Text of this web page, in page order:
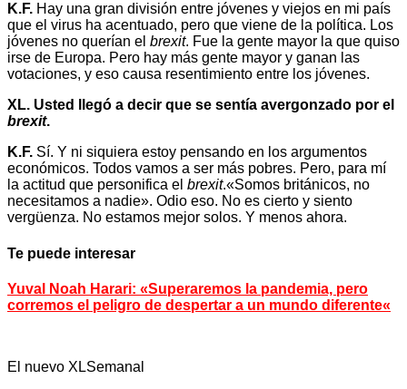
K.F. Hay una gran división entre jóvenes y viejos en mi país
que el virus ha acentuado, pero que viene de la política. Los
jóvenes no querían el brexit. Fue la gente mayor la que quiso
irse de Europa. Pero hay más gente mayor y ganan las
votaciones, y eso causa resentimiento entre los jóvenes.
XL. Usted llegó a decir que se sentía avergonzado por el
brexit.
K.F. Sí. Y ni siquiera estoy pensando en los argumentos
económicos. Todos vamos a ser más pobres. Pero, para mí
la actitud que personifica el brexit.«Somos británicos, no
necesitamos a nadie». Odio eso. No es cierto y siento
vergüenza. No estamos mejor solos. Y menos ahora.
Te puede interesar
Yuval Noah Harari: «Superaremos la pandemia, pero
corremos el peligro de despertar a un mundo diferente«
El nuevo XLSemanal